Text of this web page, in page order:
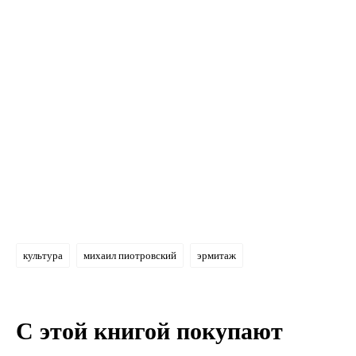
культура михаил пиотровский эрмитаж
С этой книгой покупают